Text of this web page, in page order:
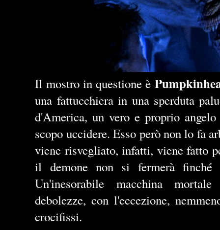
Il mostro in questione è
una fattucchiera in una sperduta
d'America, un vero e proprio
scopo uccidere. Esso però non lo fa
viene risvegliato, infatti, viene fatto
il demone non si fermerà finché
Un'inesorabile macchina
debolezze, con l'eccezione,
crocifissi.